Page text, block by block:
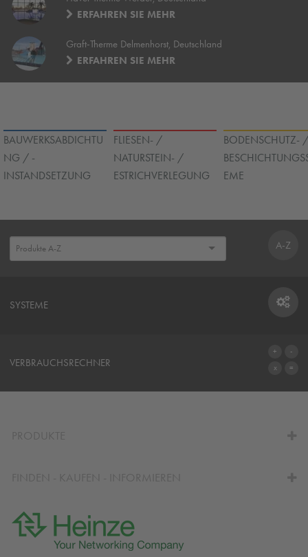
ERFAHREN SIE MEHR
Graft-Therme Delmenhorst, Deutschland
ERFAHREN SIE MEHR
BAUWERKSABDICHTU
NG / -
INSTANDSETZUNG
FLIESEN- /
NATURSTEIN- /
ESTRICHVERLEGUNG
BODENSCHUTZ- /
EME
A-Z
SYSTEME
VERBRAUCHSRECHNER